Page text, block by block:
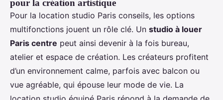
pour la création artistique
Pour la location studio Paris conseils, les options
multifonctions jouent un rôle clé. Un studio à louer
Paris centre peut ainsi devenir à la fois bureau,
atelier et espace de création. Les créateurs profitent
d’un environnement calme, parfois avec balcon ou
vue agréable, qui épouse leur mode de vie. La